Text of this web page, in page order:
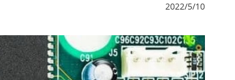
2022/5/10